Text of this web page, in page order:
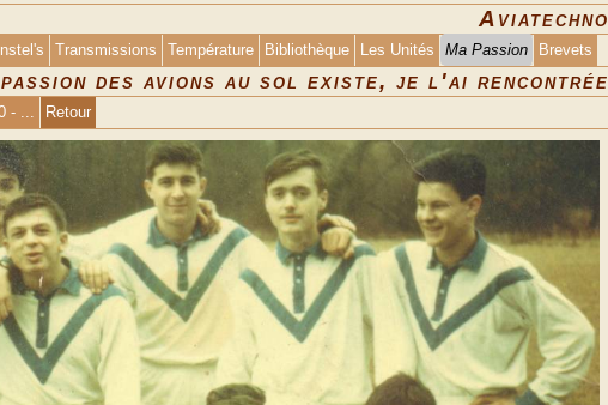
Aviatechno
Transmissions Température Bibliothèque Les Unités Ma Passion Brevets
des avions au sol existe, je l'ai rencontrée
- ... Retour